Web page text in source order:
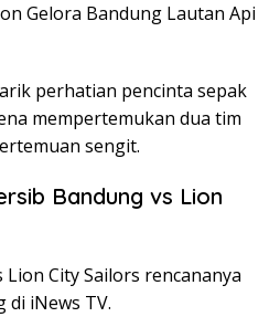
Gelora Bandung Lautan Api
perhatian pencinta sepak
mempertemukan dua tim
sengit.
Bandung vs Lion
City Sailors rencananya
di iNews TV.